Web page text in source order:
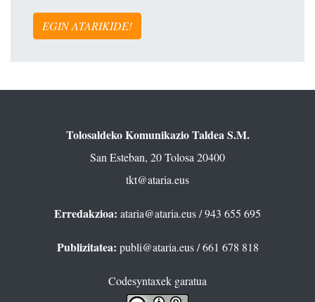
EGIN ATARIKIDE!
Tolosaldeko Komunikazio Taldea S.M.
San Esteban, 20 Tolosa 20400
tkt@ataria.eus
Erredakzioa: ataria@ataria.eus/ 943 655 695
Publizitatea: publi@ataria.eus/ 661 678 818
Codesyntaxek garatua